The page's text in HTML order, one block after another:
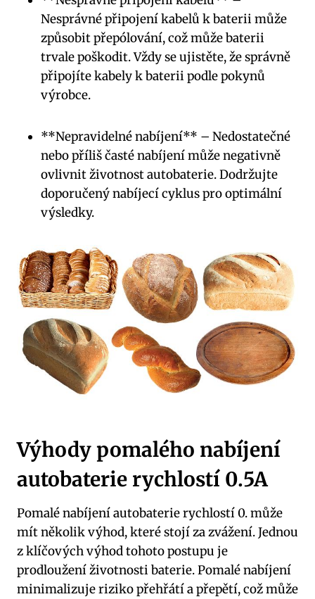
Nesprávné připojení kabelů k baterii může
způsobit přepólování, což může baterii
trvale poškodit. Vždy se ujistěte, že správně
připojíte kabely k baterii podle pokynů
výrobce.
**Nepravidelné nabíjení** – Nedostatečné
nebo příliš časté nabíjení může negativně
ovlivnit životnost autobaterie. Dodržujte
doporučený nabíjecí cyklus pro optimální
výsledky.
Výhody pomalého nabíjení
autobaterie rychlostí 0.5A
Pomalé nabíjení autobaterie rychlostí 0. může
mít několik výhod, které stojí za zvážení. Jednou
z klíčových výhod tohoto postupu je
prodloužení životnosti baterie. Pomalé nabíjení
minimalizuje riziko přehřátí a přepětí, což může